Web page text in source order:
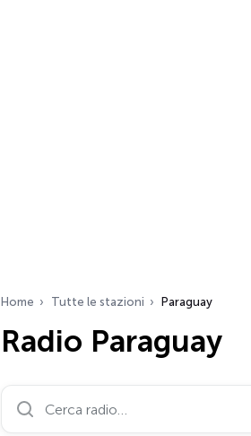
Home Tutte le stazioni Paraguay
Radio Paraguay
Cerca radio…